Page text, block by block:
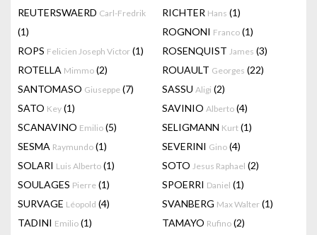
REUTERSWAERD Carl-Fredrik
(1)
RICHTER Hans (1)
ROGNONI Franco (1)
ROPS Felicien Joseph Victor (1) ROSENQUIST James (3)
ROTELLA Mimmo (2) ROUAULT Georges (22)
SANTOMASO Giuseppe (7) SASSU Aligi (2)
SATO Key (1) SAVINIO Alberto (4)
SCANAVINO Emilio (5) SELIGMANN Kurt (1)
SESMA Raymundo (1) SEVERINI Gino (4)
SOLARI Luis Alberto (1) SOTO Jesus Raphael (2)
SOULAGES Pierre (1) SPOERRI Daniel (1)
SURVAGE Léopold (4) SVANBERG Max Walter (1)
TADINI Emilio (1) TAMAYO Rufino (2)